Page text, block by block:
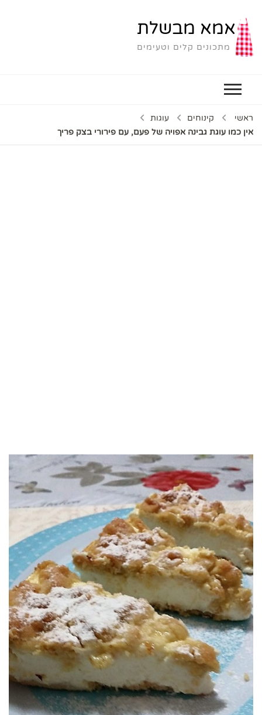
אמא מבשלת
מתכונים קלים וטעימים
ראשי קינוחים
עוגות
אין כמו עוגת גבינה אפויה של פעם, עם פירורי בצק פריך